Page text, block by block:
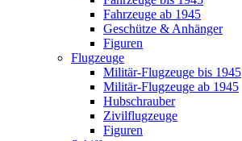
Fahrzeuge ab 1945
Geschütze & Anhänger
Figuren
Flugzeuge
Militär-Flugzeuge bis 1945
Militär-Flugzeuge ab 1945
Hubschrauber
Zivilflugzeuge
Figuren